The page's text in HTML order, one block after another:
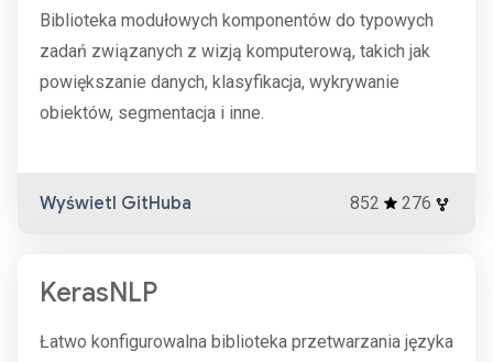
Biblioteka modułowych komponentów do typowych
zadań związanych z wizją komputerową, takich jak
powiększanie danych, klasyfikacja, wykrywanie
obiektów, segmentacja i inne.
Wyświetl GitHuba 852 276
KerasNLP
Łatwo konfigurowalna biblioteka przetwarzania języka